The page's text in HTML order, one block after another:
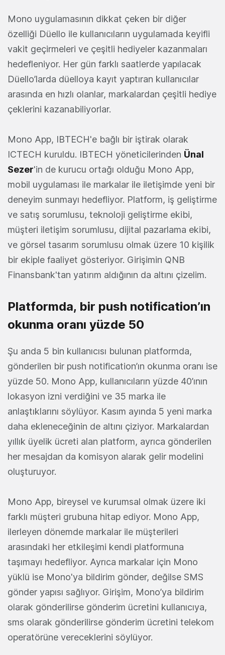
Mono uygulamasının dikkat çeken bir diğer
özelliği Düello ile kullanıcıların uygulamada keyifli
vakit geçirmeleri ve çeşitli hediyeler kazanmaları
hedefleniyor. Her gün farklı saatlerde yapılacak
Düello’larda düelloya kayıt yaptıran kullanıcılar
arasında en hızlı olanlar, markalardan çeşitli hediye
çeklerini kazanabiliyorlar.
Mono App, IBTECH'e bağlı bir iştirak olarak
ICTECH kuruldu. IBTECH yöneticilerinden Ünal
Sezer'in de kurucu ortağı olduğu Mono App,
mobil uygulaması ile markalar ile iletişimde yeni bir
deneyim sunmayı hedefliyor. Platform, iş geliştirme
ve satış sorumlusu, teknoloji geliştirme ekibi,
müşteri iletişim sorumlusu, dijital pazarlama ekibi,
ve görsel tasarım sorumlusu olmak üzere 10 kişilik
bir ekiple faaliyet gösteriyor. Girişimin QNB
Finansbank'tan yatırım aldığının da altını çizelim.
Platformda, bir push notification’ın
okunma oranı yüzde 50
Şu anda 5 bin kullanıcısı bulunan platformda,
gönderilen bir push notification’ın okunma oranı ise
yüzde 50. Mono App, kullanıcıların yüzde 40’ının
lokasyon izni verdiğini ve 35 marka ile
anlaştıklarını söylüyor. Kasım ayında 5 yeni marka
daha ekleneceğinin de altını çiziyor. Markalardan
yıllık üyelik ücreti alan platform, ayrıca gönderilen
her mesajdan da komisyon alarak gelir modelini
oluşturuyor.
Mono App, bireysel ve kurumsal olmak üzere iki
farklı müşteri grubuna hitap ediyor. Mono App,
ilerleyen dönemde markalar ile müşterileri
arasındaki her etkileşimi kendi platformuna
taşımayı hedefliyor. Ayrıca markalar için Mono
yüklü ise Mono'ya bildirim gönder, değilse SMS
gönder yapısı sağlıyor. Girişim, Mono’ya bildirim
olarak gönderilirse gönderim ücretini kullanıcıya,
sms olarak gönderilirse gönderim ücretini telekom
operatörüne vereceklerini söylüyor.